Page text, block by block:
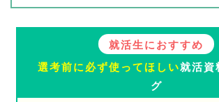
就活生におすすめ
選考前に必ず使ってほしい就活資
グ